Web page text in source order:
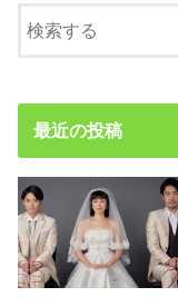
最近の投稿